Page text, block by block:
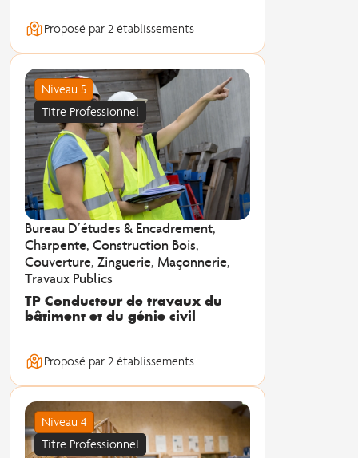
Proposé par 2 établissements
Niveau 5
Titre Professionnel
Bureau D’études & Encadrement,
Charpente, Construction Bois,
Couverture, Zinguerie, Maçonnerie,
Travaux Publics
TP Conducteur de travaux du
bâtiment et du génie civil
Proposé par 2 établissements
Niveau 4
Titre Professionnel